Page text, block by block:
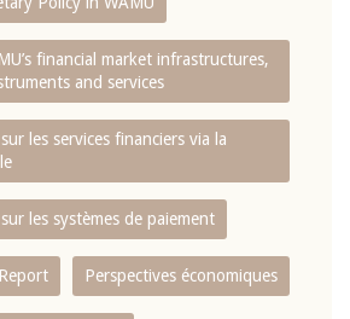
financial market infrastructures,
and services
les services financiers via la
les systèmes de paiement
Perspectives économiques